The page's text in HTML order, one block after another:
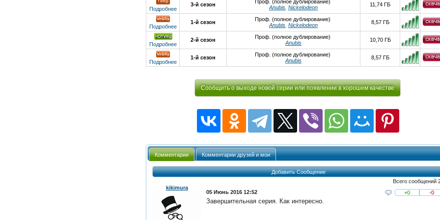
Подробнее
3-й сезон
Проф. (полное дублирование)
Anubis Nickelodeon 11,74 ГБ
Подробнее
1-й сезон
Проф. (полное дублирование)
Anubis Nickelodeon 8,57 ГБ
Подробнее
2-й сезон
Проф. (полное дублирование)
Anubis
10,70 ГБ
Подробнее
1-й сезон
Проф. (полное дублирование)
Anubis
8,57 ГБ
Сообщить о выходе новой серии или появлении в хорошем качестве
Комментарии Комментарии друзей и мои
Добавить Сообщение
Всего сообщений
kikimura
05 Июнь 2016 12:52 +0 -0
Завершительная серия. Как интересно.